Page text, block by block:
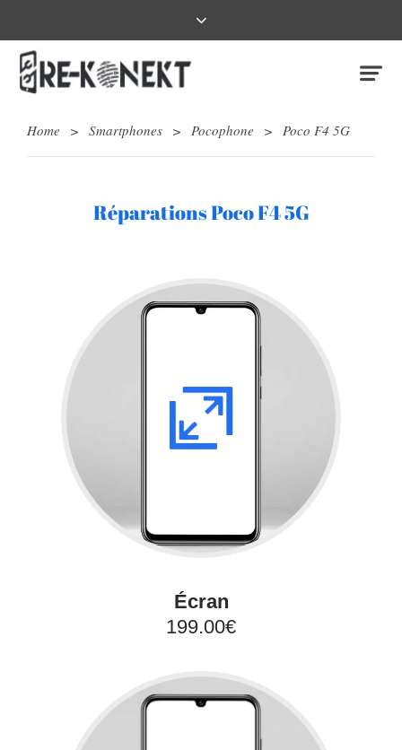
Home > Smartphones > Pocophone > Poco F4 5G
Réparations Poco F4 5G
Écran
199.00€